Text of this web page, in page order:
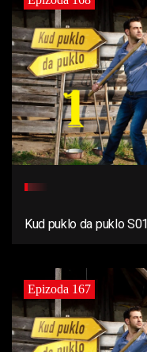
Kud puklo da puklo
Epizoda 167